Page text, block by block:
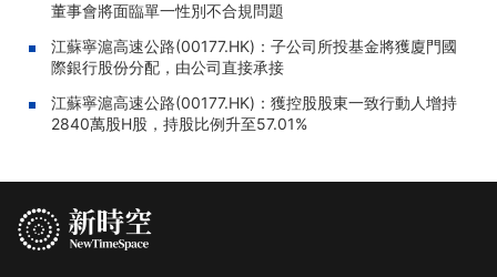
董事會將面臨單一性別不合規問題
江蘇寧滬高速公路(00177.HK)：子公司所投基金將獲廈門國
際銀行股份分配，由公司直接承接
江蘇寧滬高速公路(00177.HK)：獲控股股東一致行動人增持
2840萬股H股，持股比例升至57.01%